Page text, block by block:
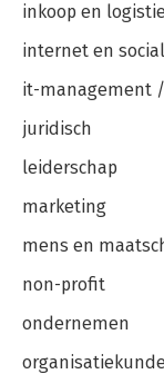
inkoop en
internet en
it-management
juridisch
leiderschap
marketing
mens en
non-profit
ondernemen